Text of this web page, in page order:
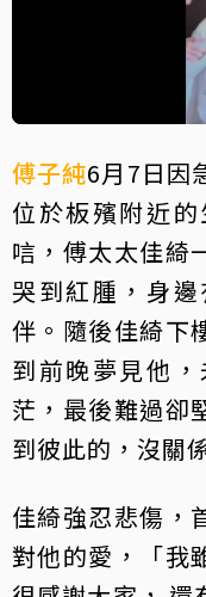
傅子純6月7日因
位於板殯附近
唁，傅太太佳綺
哭到紅腫，身
伴。隨後佳綺下
到前晚夢見他
茫，最後難過卻
到彼此的，沒關係
佳綺強忍悲傷，
對他的愛，「我